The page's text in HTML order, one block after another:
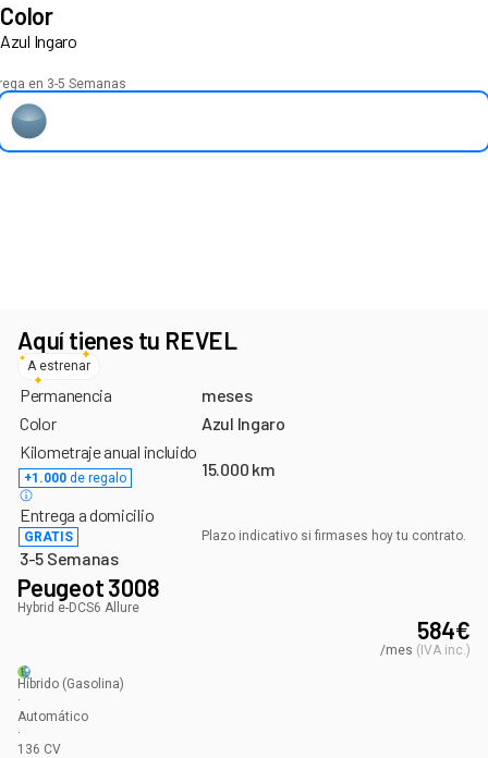
Color
Azul Ingaro
en 3-5 Semanas
Aquí tienes tu REVEL
A estrenar
Permanencia
meses
Color
Azul Ingaro
Kilometraje anual incluido
+1.000 de regalo 15.000 km
Entrega a domicilio
GRATIS
3-5 Semanas
Plazo indicativo si firmases hoy tu contrato.
Peugeot 3008
Hybrid e-DCS6 Allure
584€
/mes ( IVA inc.)
Híbrido (Gasolina)
·
Automático
·
136 CV